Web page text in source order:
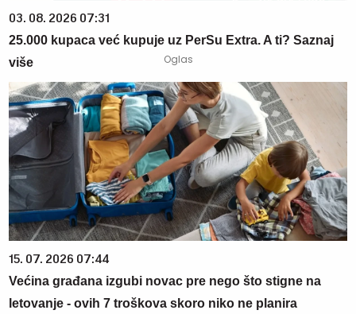
03. 08. 2026 07:31
25.000 kupaca već kupuje uz PerSu Extra. A ti? Saznaj
više
15. 07. 2026 07:44
Većina građana izgubi novac pre nego što stigne na
letovanje - ovih 7 troškova skoro niko ne planira